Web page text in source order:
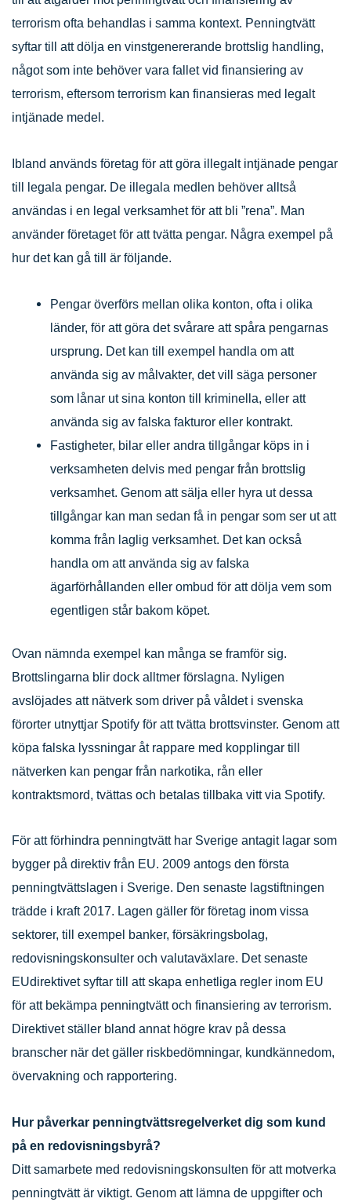
terrorism ofta behandlas i samma kontext. Penningtvätt
syftar till att dölja en vinstgenererande brottslig handling,
något som inte behöver vara fallet vid finansiering av
terrorism, eftersom terrorism kan finansieras med legalt
intjänade medel.
Ibland används företag för att göra illegalt intjänade pengar
till legala pengar. De illegala medlen behöver alltså
användas i en legal verksamhet för att bli ”rena”. Man
använder företaget för att tvätta pengar. Några exempel på
hur det kan gå till är följande.
Pengar överförs mellan olika konton, ofta i olika
länder, för att göra det svårare att spåra pengarnas
ursprung. Det kan till exempel handla om att
använda sig av målvakter, det vill säga personer
som lånar ut sina konton till kriminella, eller att
använda sig av falska fakturor eller kontrakt.
Fastigheter, bilar eller andra tillgångar köps in i
verksamheten delvis med pengar från brottslig
verksamhet. Genom att sälja eller hyra ut dessa
tillgångar kan man sedan få in pengar som ser ut att
komma från laglig verksamhet. Det kan också
handla om att använda sig av falska
ägarförhållanden eller ombud för att dölja vem som
egentligen står bakom köpet.
Ovan nämnda exempel kan många se framför sig.
Brottslingarna blir dock alltmer förslagna. Nyligen
avslöjades att nätverk som driver på våldet i svenska
förorter utnyttjar Spotify för att tvätta brottsvinster. Genom att
köpa falska lyssningar åt rappare med kopplingar till
nätverken kan pengar från narkotika, rån eller
kontraktsmord, tvättas och betalas tillbaka vitt via Spotify.
För att förhindra penningtvätt har Sverige antagit lagar som
bygger på direktiv från EU. 2009 antogs den första
penningtvättslagen i Sverige. Den senaste lagstiftningen
trädde i kraft 2017. Lagen gäller för företag inom vissa
sektorer, till exempel banker, försäkringsbolag,
redovisningskonsulter och valutaväxlare. Det senaste
EUdirektivet syftar till att skapa enhetliga regler inom EU
för att bekämpa penningtvätt och finansiering av terrorism.
Direktivet ställer bland annat högre krav på dessa
branscher när det gäller riskbedömningar, kundkännedom,
övervakning och rapportering.
Hur påverkar penningtvättsregelverket dig som kund
på en redovisningsbyrå?
Ditt samarbete med redovisningskonsulten för att motverka
penningtvätt är viktigt. Genom att lämna de uppgifter och